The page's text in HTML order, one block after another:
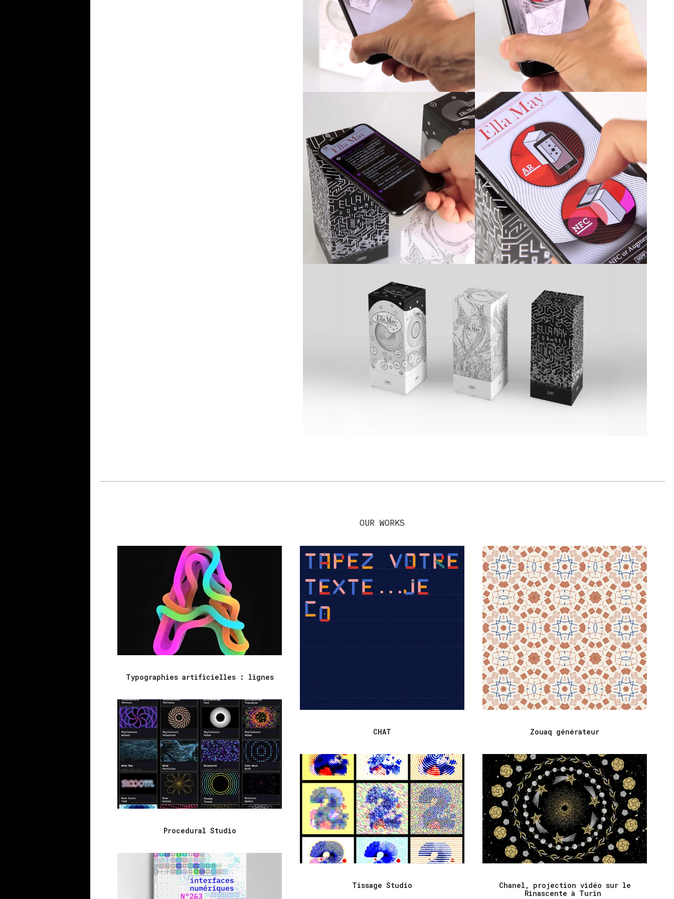
OUR WORKS
Typographies artificielles : lignes
CHAT Zouaq générateur
Procedural Studio
Tissage Studio
Chanel, projection vidéo sur le
Rinascente à Turin